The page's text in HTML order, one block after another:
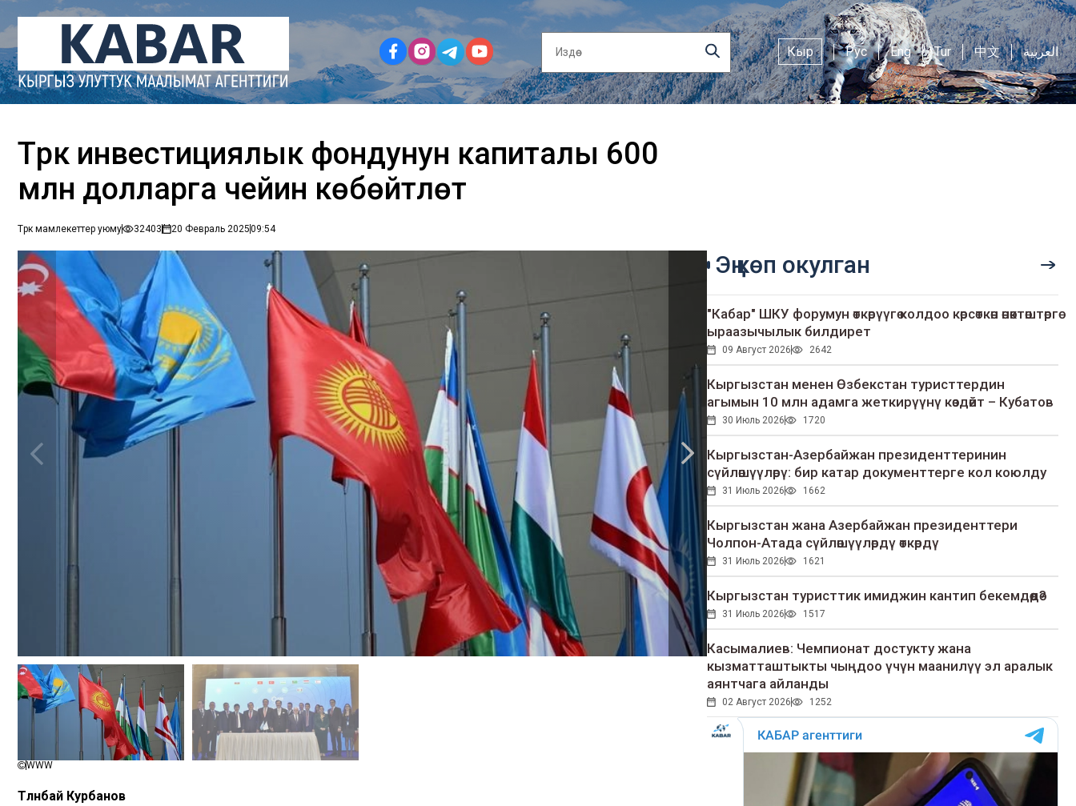
Кыр Рус Eng Tur 中文 العربية
Түрк инвестициялык фондунун капиталы 600
млн долларга чейин көбөйтүлөт
Түрк мамлекеттер уюму 32403 20 Февраль 202509:54
WWW
Төлөнбай Курбанов
Эң көп окулган
"Кабар" ШКУ форумун өткөрүүгө колдоо көрсөткөн өнөктөштөргө
ыраазычылык билдирет
09 Август 2026 2642
Кыргызстан менен Өзбекстан туристтердин
агымын 10 млн адамга жеткирүүнү көздөйт – Кубатов
30 Июль 2026 1720
Кыргызстан-Азербайжан президенттеринин
сүйлөшүүлөрү: бир катар документтерге кол коюлду
31 Июль 2026 1662
Кыргызстан жана Азербайжан президенттери
Чолпон-Атада сүйлөшүүлөрдү өткөрдү
31 Июль 2026 1621
Кыргызстан туристтик имиджин кантип бекемдөөдө?
31 Июль 2026 1517
Касымалиев: Чемпионат достукту жана
кызматташтыкты чыңдоо үчүн маанилүү эл аралык
аянтчага айланды
02 Август 2026 1252